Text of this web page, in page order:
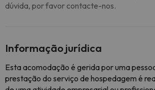
dúvida, por favor contacte-nos.
Informação jurídica
Esta acomodação é gerida por uma
prestação do serviço de hospedagem é